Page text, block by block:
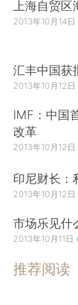
上海自贸区
2013年10月14日
汇丰中国获
2013年10月12日
IMF：中国
改革
2013年10月12日
印尼财长：
2013年10月12日
市场乐见什
2013年10月11日
推荐阅读